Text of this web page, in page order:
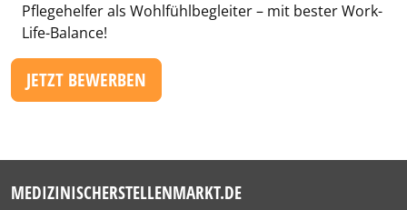
Pflegehelfer als Wohlfühlbegleiter – mit bester Work-
Life-Balance!
JETZT BEWERBEN
MEDIZINISCHERSTELLENMARKT.DE